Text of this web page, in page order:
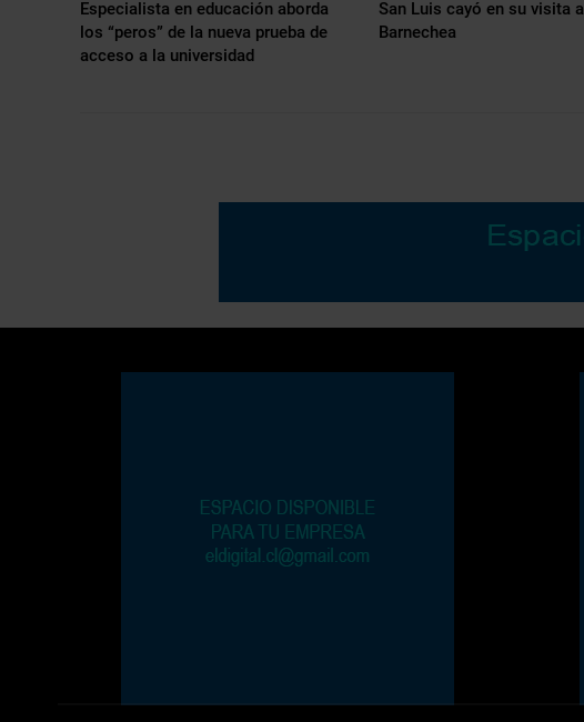
Especialista en educación aborda
los “peros” de la nueva prueba de
acceso a la universidad
San Luis cayó en su visita a
Barnechea